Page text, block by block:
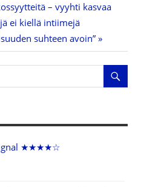
– vyyhti kasvaa
ei kiellä intiimejä
suhteen avoin”
★★★★☆